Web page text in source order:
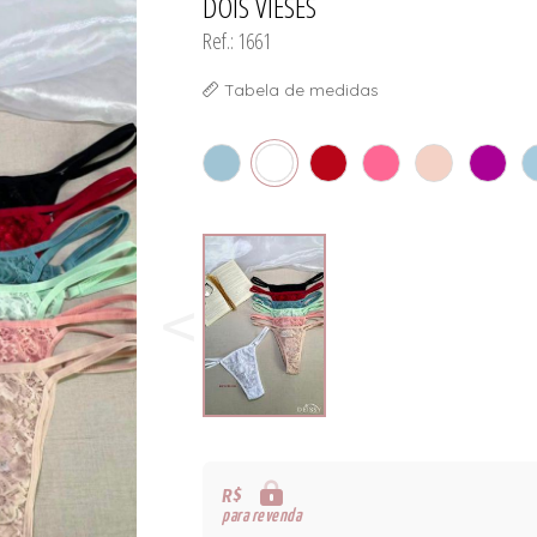
Ref.: 1661
Tabela de medidas
R$
para revenda